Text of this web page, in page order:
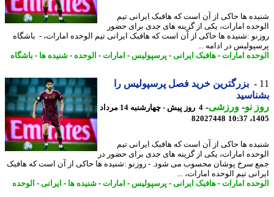
ها حاکی از آن است که هافبک ایرانی تیم
امارات، یکی از گزینه های جدی برای حضور
:شنیده ها حاکی از آن است که هافبک ایرانی تیم الوحده امارات، - باشگاه
در ادامه ...
امارات- هافبک ایرانی- پرسپولیس-امارات- الوحده-شنیده ها- باشگاه
بزرگترین خرید فصل پرسپولیس را
نو- ورزشی-
4 روز پیش - چهارشنبه 14 مرداد
82027448
ها حاکی از آن است که هافبک ایرانی تیم
امارات، یکی از گزینه های جدی برای حضور در
سرخ پوشان محسوب می شود. - روزنو :شنیده ها حاکی از آن است که هافبک
تیم الوحده امارات، ...
امارات- هافبک ایرانی- پرسپولیس-امارات- شنیده ها- ایرانی- الوحده